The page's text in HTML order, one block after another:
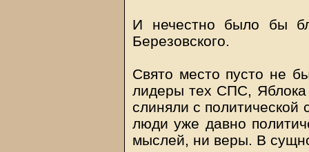
И нечестно было бы
Березовского.
Свято место пусто не
лидеры тех СПС, Яблока
слиняли с политической
люди уже давно
мыслей, ни веры. В